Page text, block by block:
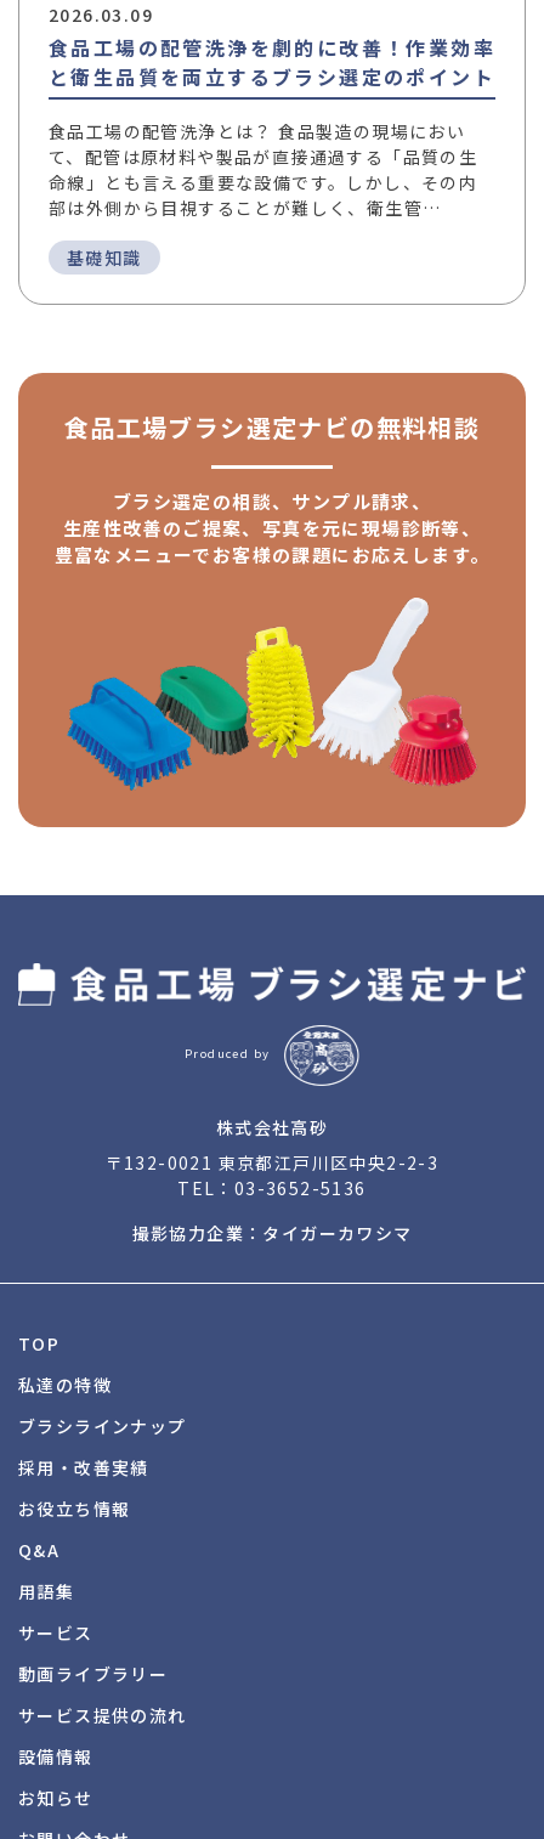
2026.03.09
食品工場の配管洗浄を劇的に改善！作業効率
と衛生品質を両立するブラシ選定のポイント
食品工場の配管洗浄とは？ 食品製造の現場におい
て、配管は原材料や製品が直接通過する「品質の生
命線」とも言える重要な設備です。しかし、その内
部は外側から目視することが難しく、衛生管…
基礎知識
食品工場ブラシ選定ナビの無料相談
ブラシ選定の相談、サンプル請求、
生産性改善のご提案、 写真を元に現場診断等、
豊富なメニューでお客様の課題にお応えします。
Produced by
株式会社高砂
〒132-0021 東京都江戸川区中央2-2-3
TEL： 03-3652-5136
撮影協力企業：タイガーカワシマ
TOP
私達の特徴
ブラシラインナップ
採用・改善実績
お役立ち情報
Q&A
用語集
サービス
動画ライブラリー
サービス提供の流れ
設備情報
お知らせ